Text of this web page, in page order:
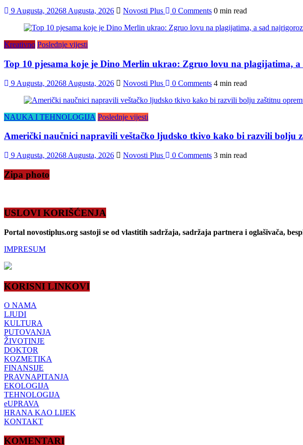
9 Augusta, 20268 Augusta, 2026 Novosti Plus 0 Comments 0 min read
Kreativno Poslednje vijesti
Top 10 pjesama koje je Dino Merlin ukrao: Zgruo lovu na plagijatima,
9 Augusta, 20268 Augusta, 2026 Novosti Plus 0 Comments 4 min read
NAUKA I TEHNOLOGIJA Poslednje vijesti
Američki naučnici napravili veštačko ljudsko tkivo kako bi razvili bolju
9 Augusta, 20268 Augusta, 2026 Novosti Plus 0 Comments 3 min read
Zipa photo
USLOVI KORIŠĆENJA
Portal novostiplus.org sastoji se od vlastitih sadržaja, sadržaja partnera i oglašivača,
IMPRESUM
KORISNI LINKOVI
O NAMA
LJUDI
KULTURA
PUTOVANJA
ŽIVOTINJE
DOKTOR
KOZMETIKA
FINANSIJE
PRAVNAPITANJA
EKOLOGIJA
TEHNOLOGIJA
eUPRAVA
HRANA KAO LIJEK
KONTAKT
KOMENTARI